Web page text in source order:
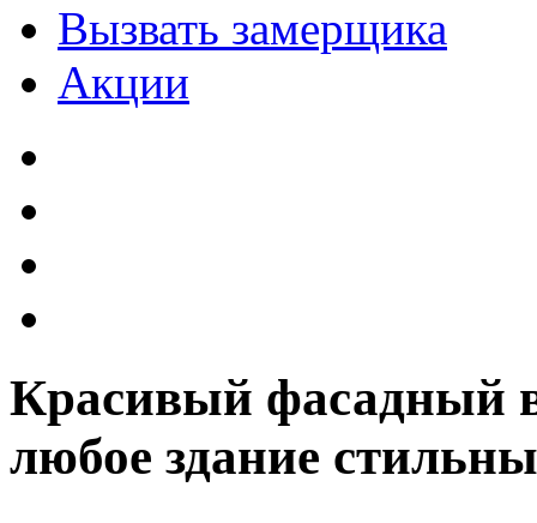
Вызвать замерщика
Акции
Красивый фасадный
любое здание